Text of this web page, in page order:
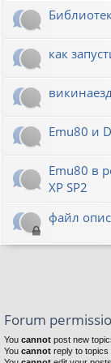
как
Emu80 и
Emu80 в
XP SP2
файл
Forum
You cannot post new
You cannot reply to topics